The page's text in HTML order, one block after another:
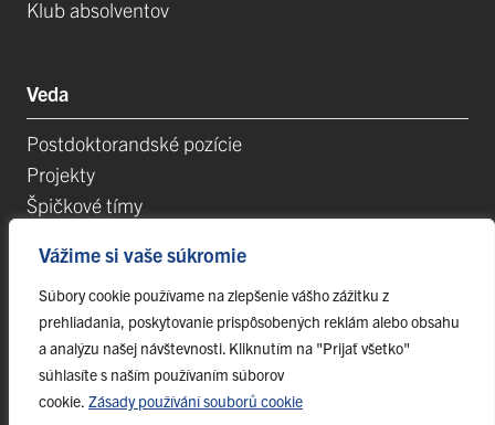
Vážime si vaše súkromie
Súbory cookie používame na zlepšenie vášho zážitku z
prehliadania, poskytovanie prispôsobených reklám alebo obsahu
a analýzu našej návštevnosti. Kliknutím na "Prijať všetko"
súhlasíte s naším používaním súborov
cookie. Zásady používání souborů cookie
Klub absolventov
Veda
Postdoktorandské pozície
Projekty
Špičkové tímy
Vedecké parky
Evidencia publikačnej činnosti
Habilitačné a vymenúvacie konania